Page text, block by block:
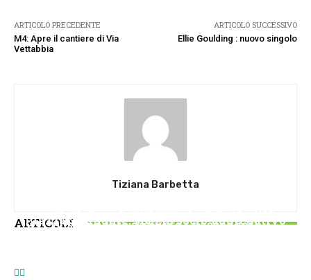
ARTICOLO PRECEDENTE
M4: Apre il cantiere di Via
Vettabbia
ARTICOLO SUCCESSIVO
Ellie Goulding : nuovo singolo
Tiziana Barbetta
ARTICOLIpossono fare davvero i passeggeri
Piazza Selinunte, spazio socio-aggregativo
Ferragosto con i Musei Civici di Bologna le